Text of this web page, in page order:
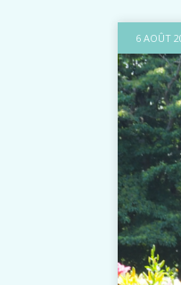
6 AOÛT